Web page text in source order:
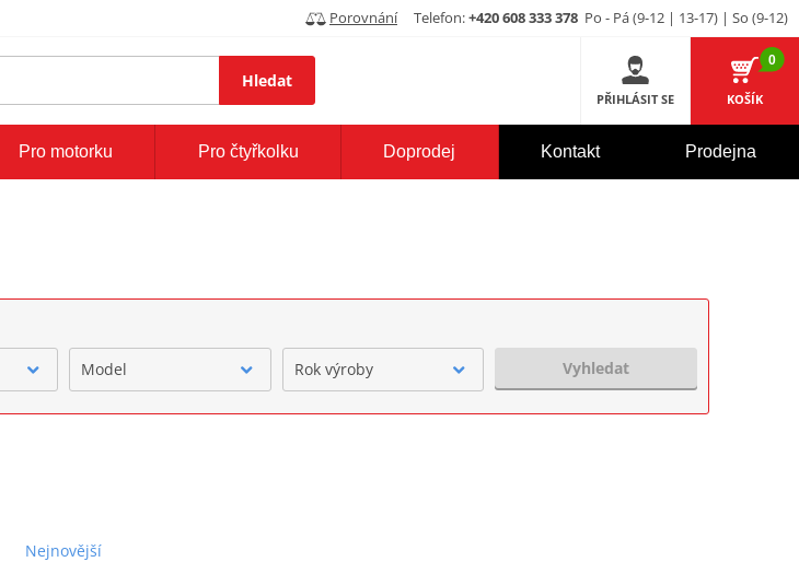
Porovnání Telefon:+420 608 333 378 Po - Pá (9-12 | 13-17) | So (9-12)
Hledat
PŘIHLÁSIT SE
0
KOŠÍK
Pro motorku Pro čtyřkolku Doprodej Kontakt Prodejna
Model Rok výroby Vyhledat
Nejnovější